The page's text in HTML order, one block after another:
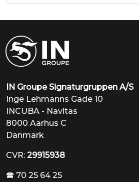
IN Groupe Signaturgruppen A/S
Inge Lehmanns Gade 10
INCUBA - Navitas
8000 Aarhus C
Danmark
CVR: 29915938
🕿 70 25 64 25